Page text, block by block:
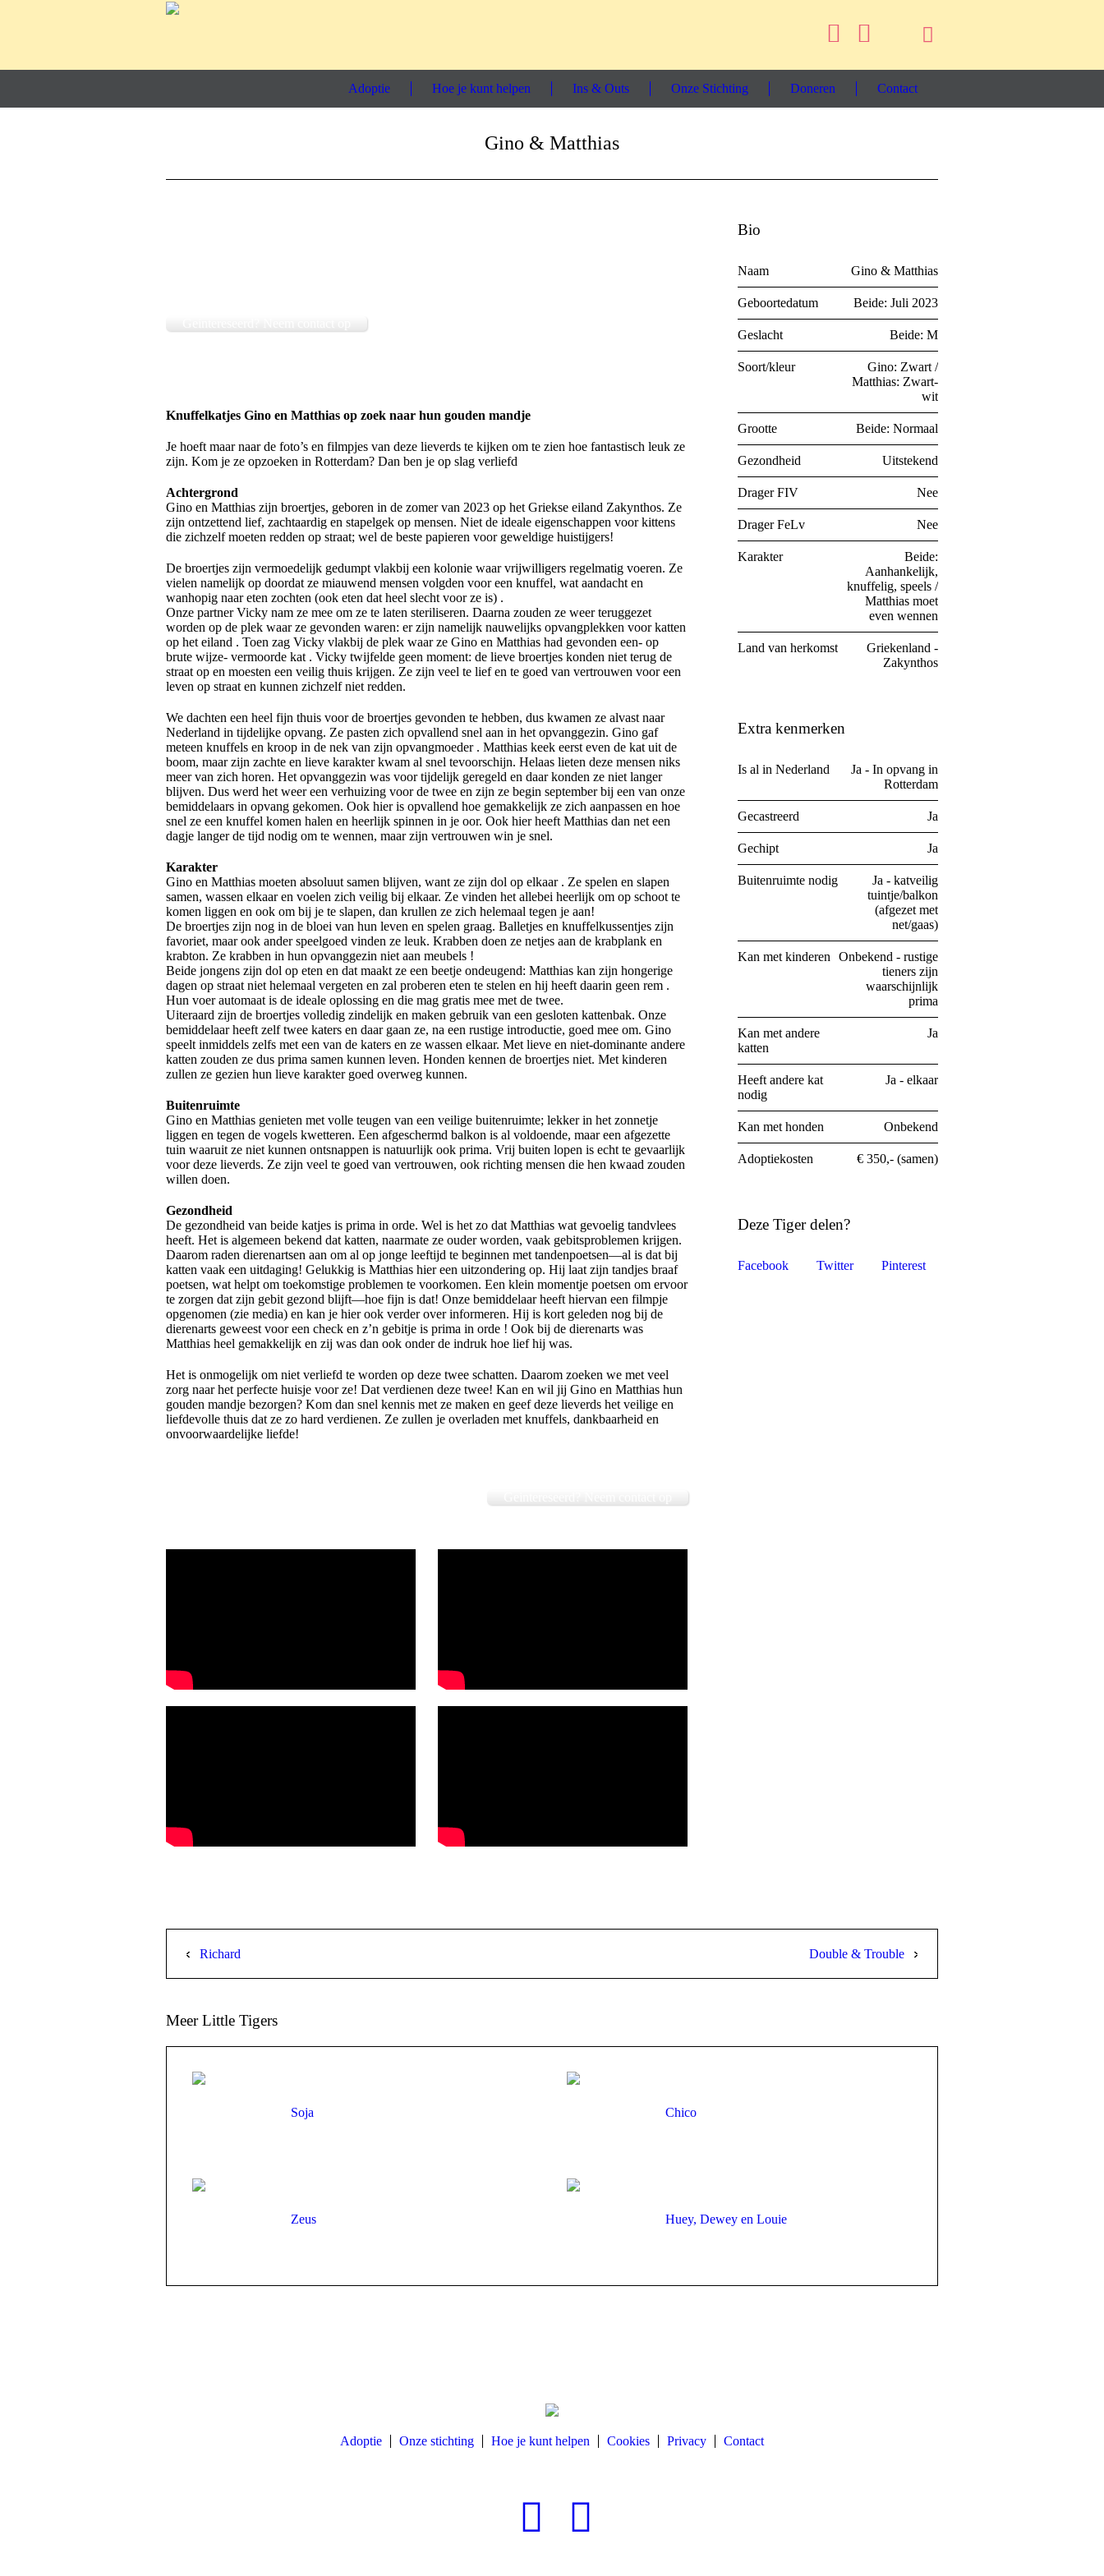
Adoptie Hoe je kunt helpen Ins & Outs Onze Stichting Doneren Contact
Gino & Matthias
Knuffelkatjes Gino en Matthias op zoek naar hun gouden mandje
Je hoeft maar naar de foto’s en filmpjes van deze lieverds te kijken om te zien hoe fantastisch leuk ze
zijn. Kom je ze opzoeken in Rotterdam? Dan ben je op slag verliefd
Achtergrond
Gino en Matthias zijn broertjes, geboren in de zomer van 2023 op het Griekse eiland Zakynthos. Ze
zijn ontzettend lief, zachtaardig en stapelgek op mensen. Niet de ideale eigenschappen voor kittens
die zichzelf moeten redden op straat; wel de beste papieren voor geweldige huistijgers!
De broertjes zijn vermoedelijk gedumpt vlakbij een kolonie waar vrijwilligers regelmatig voeren. Ze
vielen namelijk op doordat ze miauwend mensen volgden voor een knuffel, wat aandacht en
wanhopig naar eten zochten (ook eten dat heel slecht voor ze is) .
Onze partner Vicky nam ze mee om ze te laten steriliseren. Daarna zouden ze weer teruggezet
worden op de plek waar ze gevonden waren: er zijn namelijk nauwelijks opvangplekken voor katten
op het eiland . Toen zag Vicky vlakbij de plek waar ze Gino en Matthias had gevonden een- op
brute wijze- vermoorde kat . Vicky twijfelde geen moment: de lieve broertjes konden niet terug de
straat op en moesten een veilig thuis krijgen. Ze zijn veel te lief en te goed van vertrouwen voor een
leven op straat en kunnen zichzelf niet redden.
We dachten een heel fijn thuis voor de broertjes gevonden te hebben, dus kwamen ze alvast naar
Nederland in tijdelijke opvang. Ze pasten zich opvallend snel aan in het opvanggezin. Gino gaf
meteen knuffels en kroop in de nek van zijn opvangmoeder . Matthias keek eerst even de kat uit de
boom, maar zijn zachte en lieve karakter kwam al snel tevoorschijn. Helaas lieten deze mensen niks
meer van zich horen. Het opvanggezin was voor tijdelijk geregeld en daar konden ze niet langer
blijven. Dus werd het weer een verhuizing voor de twee en zijn ze begin september bij een van onze
bemiddelaars in opvang gekomen. Ook hier is opvallend hoe gemakkelijk ze zich aanpassen en hoe
snel ze een knuffel komen halen en heerlijk spinnen in je oor. Ook hier heeft Matthias dan net een
dagje langer de tijd nodig om te wennen, maar zijn vertrouwen win je snel.
Karakter
Gino en Matthias moeten absoluut samen blijven, want ze zijn dol op elkaar . Ze spelen en slapen
samen, wassen elkaar en voelen zich veilig bij elkaar. Ze vinden het allebei heerlijk om op schoot te
komen liggen en ook om bij je te slapen, dan krullen ze zich helemaal tegen je aan!
De broertjes zijn nog in de bloei van hun leven en spelen graag. Balletjes en knuffelkussentjes zijn
favoriet, maar ook ander speelgoed vinden ze leuk. Krabben doen ze netjes aan de krabplank en
krabton. Ze krabben in hun opvanggezin niet aan meubels !
Beide jongens zijn dol op eten en dat maakt ze een beetje ondeugend: Matthias kan zijn hongerige
dagen op straat niet helemaal vergeten en zal proberen eten te stelen en hij heeft daarin geen rem .
Hun voer automaat is de ideale oplossing en die mag gratis mee met de twee.
Uiteraard zijn de broertjes volledig zindelijk en maken gebruik van een gesloten kattenbak. Onze
bemiddelaar heeft zelf twee katers en daar gaan ze, na een rustige introductie, goed mee om. Gino
speelt inmiddels zelfs met een van de katers en ze wassen elkaar. Met lieve en niet-dominante andere
katten zouden ze dus prima samen kunnen leven. Honden kennen de broertjes niet. Met kinderen
zullen ze gezien hun lieve karakter goed overweg kunnen.
Buitenruimte
Gino en Matthias genieten met volle teugen van een veilige buitenruimte; lekker in het zonnetje
liggen en tegen de vogels kwetteren. Een afgeschermd balkon is al voldoende, maar een afgezette
tuin waaruit ze niet kunnen ontsnappen is natuurlijk ook prima. Vrij buiten lopen is echt te gevaarlijk
voor deze lieverds. Ze zijn veel te goed van vertrouwen, ook richting mensen die hen kwaad zouden
willen doen.
Gezondheid
De gezondheid van beide katjes is prima in orde. Wel is het zo dat Matthias wat gevoelig tandvlees
heeft. Het is algemeen bekend dat katten, naarmate ze ouder worden, vaak gebitsproblemen krijgen.
Daarom raden dierenartsen aan om al op jonge leeftijd te beginnen met tandenpoetsen—al is dat bij
katten vaak een uitdaging! Gelukkig is Matthias hier een uitzondering op. Hij laat zijn tandjes braaf
poetsen, wat helpt om toekomstige problemen te voorkomen. Een klein momentje poetsen om ervoor
te zorgen dat zijn gebit gezond blijft—hoe fijn is dat! Onze bemiddelaar heeft hiervan een filmpje
opgenomen (zie media) en kan je hier ook verder over informeren. Hij is kort geleden nog bij de
dierenarts geweest voor een check en z’n gebitje is prima in orde ! Ook bij de dierenarts was
Matthias heel gemakkelijk en zij was dan ook onder de indruk hoe lief hij was.
Het is onmogelijk om niet verliefd te worden op deze twee schatten. Daarom zoeken we met veel
zorg naar het perfecte huisje voor ze! Dat verdienen deze twee! Kan en wil jij Gino en Matthias hun
gouden mandje bezorgen? Kom dan snel kennis met ze maken en geef deze lieverds het veilige en
liefdevolle thuis dat ze zo hard verdienen. Ze zullen je overladen met knuffels, dankbaarheid en
onvoorwaardelijke liefde!
Bio
Naam Gino & Matthias
Geboortedatum Beide: Juli 2023
Geslacht Beide: M
Soort/kleur
Gino: Zwart /
Matthias: Zwart-
wit
Grootte Beide: Normaal
Gezondheid Uitstekend
Drager FIV Nee
Drager FeLv Nee
Karakter
Beide:
Aanhankelijk,
knuffelig, speels /
Matthias moet
even wennen
Land van herkomst
Griekenland -
Zakynthos
Extra kenmerken
Is al in Nederland
Ja - In opvang in
Rotterdam
Gecastreerd Ja
Gechipt Ja
Buitenruimte nodig
Ja - katveilig
tuintje/balkon
(afgezet met
net/gaas)
Kan met kinderen
Onbekend - rustige
tieners zijn
waarschijnlijk
prima
Kan met andere
katten
Ja
Heeft andere kat
nodig
Ja - elkaar
Kan met honden Onbekend
Adoptiekosten € 350,- (samen)
Deze Tiger delen?
Facebook Twitter Pinterest
Richard Double & Trouble
Meer Little Tigers
Soja Chico
Zeus Huey, Dewey en Louie
Adoptie Onze stichting Hoe je kunt helpen Cookies Privacy Contact